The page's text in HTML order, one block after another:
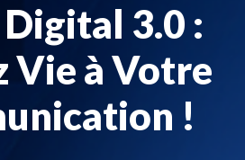
3.0 :
Vie à Votre
!